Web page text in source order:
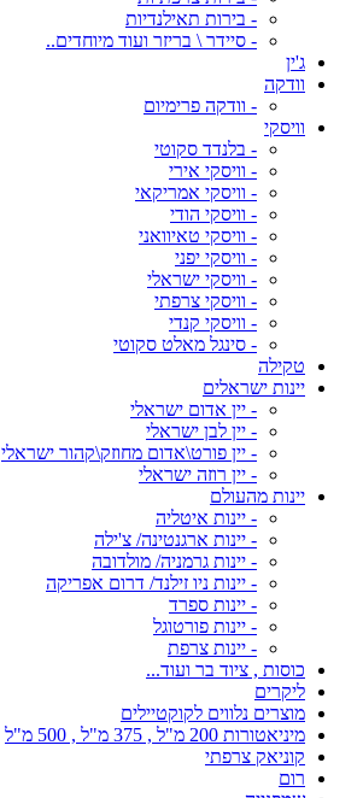
- בירות תאילנדיות
- סיידר \ בריזר ועוד מיוחדים..
ג'ין
וודקה
- וודקה פרימיום
וויסקי
- בלנדד סקוטי
- וויסקי אירי
- וויסקי אמריקאי
- וויסקי הודי
- וויסקי טאיוואני
- וויסקי יפני
- וויסקי ישראלי
- וויסקי צרפתי
- וויסקי קנדי
- סינגל מאלט סקוטי
טקילה
יינות ישראלים
- יין אדום ישראלי
- יין לבן ישראלי
- יין פורט\אדום מחוזק\קהור ישראלי
- יין רוזה ישראלי
יינות מהעולם
- יינות איטליה
- יינות ארגנטינה/ צ'ילה
- יינות גרמניה/ מולדובה
- יינות ניו זילנד/ דרום אפריקה
- יינות ספרד
- יינות פורטוגל
- יינות צרפת
כוסות , ציוד בר ועוד...
ליקרים
מוצרים נלווים לקוקטיילים
מיניאטורות 200 מ"ל , 375 מ"ל , 500 מ"ל
קוניאק צרפתי
רום